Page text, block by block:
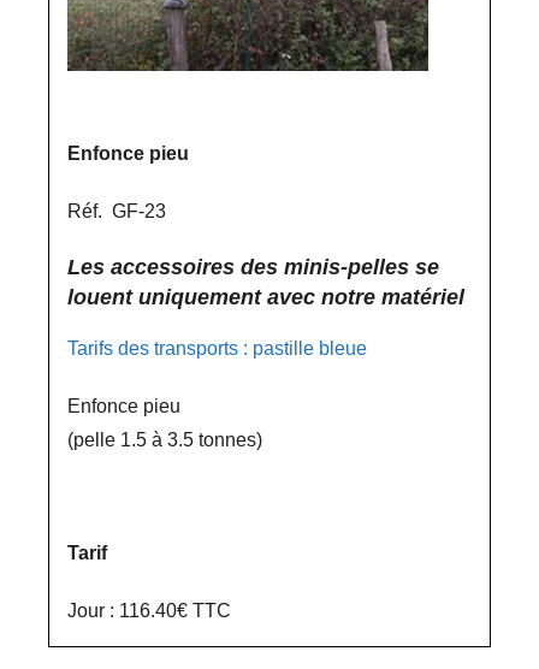
Enfonce pieu
Réf. GF-23
Les accessoires des minis-pelles se
louent uniquement avec notre matériel
Tarifs des transports : pastille bleue
Enfonce pieu
(pelle 1.5 à 3.5 tonnes)
Tarif
Jour : 116.40€ TTC